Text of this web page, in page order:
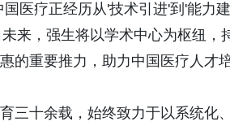
医疗正经历从'技术引进'到'能力建
来，强生将以学术中心为枢纽，
的重要推力，助力中国医疗人才
三十余载，始终致力于以系统化、